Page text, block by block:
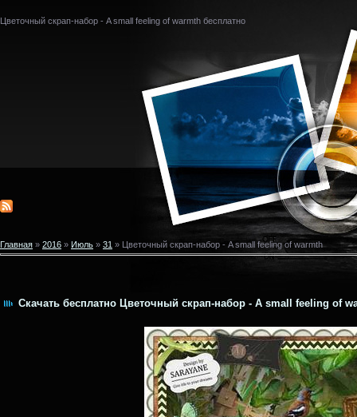
Цветочный скрап-набор - A small feeling of warmth бесплатно
Главная » 2016 » Июль » 31 » Цветочный скрап-набор - A small feeling of warmth
Скачать бесплатно Цветочный скрап-набор - A small feeling of